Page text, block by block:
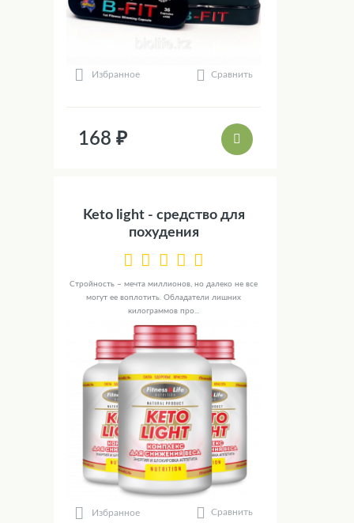
Избранное Сравнить
168 ₽
Keto light - средство для
похудения
Стройность – мечта миллионов, но далеко не все
могут ее воплотить. Обладатели лишних
килограммов про...
Избранное Сравнить